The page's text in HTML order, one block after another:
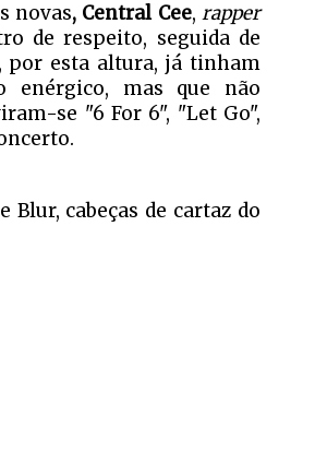
novas, Central Cee,rapper
de respeito, seguida de
por esta altura, já tinham
enérgico, mas que não
se "6 For 6", "Let Go",
cabeças de cartaz do